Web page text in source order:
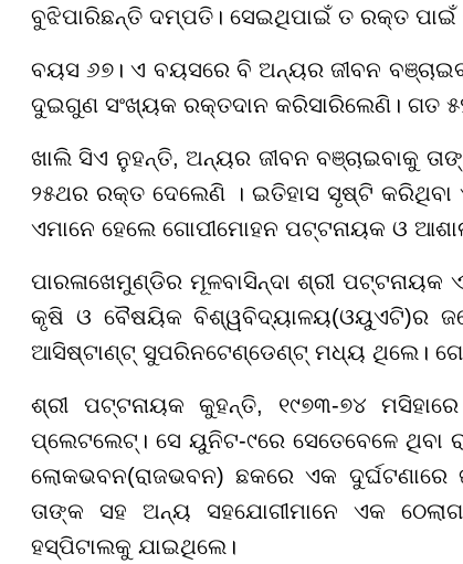
ବୁଝିପାରିଛନ୍ତି ଦମ୍ପତି। ସେଇଥିପାଇଁ ତ ରକ୍ତ ପାଇଁ
ବୟସ ୬୭। ଏ ବୟସରେ ବି ଅନ୍ୟର ଜୀବନ
ଦୁଇଗୁଣ ସଂଖ୍ୟକ ରକ୍ତଦାନ କରିସାରିଲେଣି। ଗତ
ଖାଲି ସିଏ ନୁହନ୍ତି, ଅନ୍ୟର ଜୀବନ ବଞ୍ଚାଇବାକୁ
୨୫ଥର ରକ୍ତ ଦେଲେଣି । ଇତିହାସ ସୃଷ୍ଟି
ଏମାନେ ହେଲେ ଗୋପୀମୋହନ ପଟ୍ଟନାୟକ ଓ
ପାରଳାଖେମୁଣ୍ଡିର ମୂଳବାସିନ୍ଦା ଶ୍ରୀ ପଟ୍ଟନାୟକ
କୃଷି ଓ ବୈଷୟିକ ବିଶ୍ୱବିଦ୍ୟାଳୟ(ଓୟୁଏଟି)ର
ଆସିଷ୍ଟାଣ୍ଟ୍ ସୁପରିନଟେଣ୍ଡେଣ୍ଟ୍ ମଧ୍ୟ ଥିଲେ।
ଶ୍ରୀ ପଟ୍ଟନାୟକ କୁହନ୍ତି, ୧୯୭୩-୭୪
ପ୍ଲେଟଲେଟ୍। ସେ ୟୁନିଟ-୯ରେ ସେତେବେଳେ
ଲୋକଭବନ(ରାଜଭବନ) ଛକରେ ଏକ
ତାଙ୍କ ସହ ଅନ୍ୟ ସହଯୋଗୀମାନେ ଏକ
ହସ୍ପିଟାଲକୁ ଯାଇଥିଲେ।